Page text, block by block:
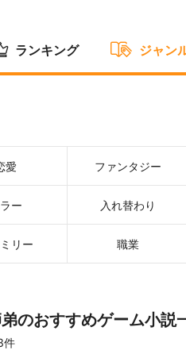
ランキング ジャン
愛 ファンタジー
ー 入れ替わり
リー 職業
のおすすめゲーム小説
件